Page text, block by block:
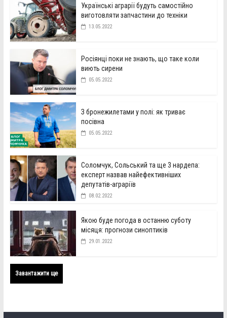
Українські аграрії будуть самостійно
виготовляти запчастини до техніки
13.05.2022
Росіянці поки не знають, що таке коли
виють сирени
05.05.2022
З бронежилетами у полі: як триває
посівна
05.05.2022
Соломчук, Сольський та ще 3 нардепа:
експерт назвав найефективніших
депутатів-аграріїв
08.02.2022
Якою буде погода в останню суботу
місяця: прогнози синоптиків
29.01.2022
Завантажити ще